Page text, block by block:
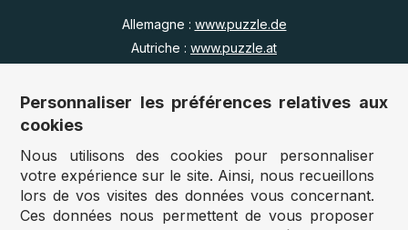
Allemagne : www.puzzle.de
Autriche : www.puzzle.at
Royaume Uni :
www.jigsawpuzzle.co.uk
Accès revendeurs / détaillants
Vous avez un magasin ?
Vous souhaitez accéder à nos prix revendeurs ?
Personnaliser les préférences relatives aux
cookies
Nous utilisons des cookies pour personnaliser
votre expérience sur le site. Ainsi, nous recueillons
lors de vos visites des données vous concernant.
Ces données nous permettent de vous proposer